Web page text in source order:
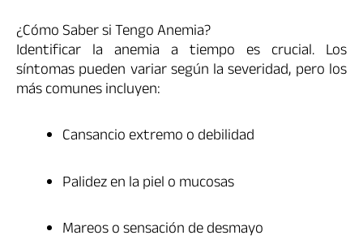
¿Cómo Saber si Tengo Anemia?
Identificar la anemia a tiempo es crucial. Los
síntomas pueden variar según la severidad, pero los
más comunes incluyen:
Cansancio extremo o debilidad
Palidez en la piel o mucosas
Mareos o sensación de desmayo